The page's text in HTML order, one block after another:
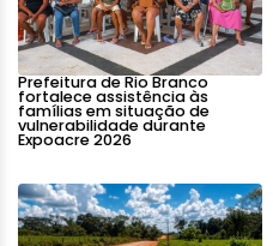
Prefeitura de Rio Branco
fortalece assistência às
famílias em situação de
vulnerabilidade durante
Expoacre 2026